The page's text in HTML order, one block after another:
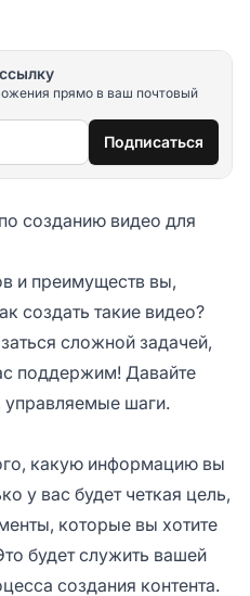
прямо в ваш почтовый
Подписаться
созданию видео для
и преимуществ вы,
создать такие видео?
сложной задачей,
поддержим! Давайте
управляемые шаги.
какую информацию вы
у вас будет четкая цель,
которые вы хотите
будет служить вашей
создания контента.